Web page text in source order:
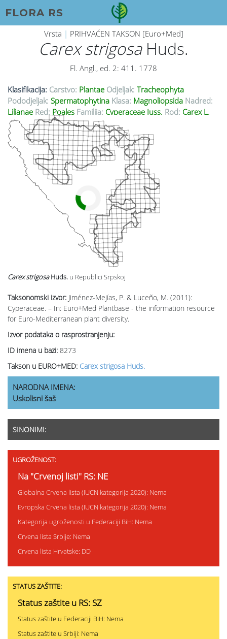
FLORA RS
Vrsta | PRIHVAĆEN TAKSON [Euro+Med]
Carex strigosaHuds.
Fl. Angl., ed. 2: 411. 1778
Klasifikacija: Carstvo: Plantae Odjeljak: Tracheophyta
Pododjeljak: Spermatophytina Klasa: Magnoliopsida Nadred:
Lilianae Red: Poales Familija: Cyperaceae Juss. Rod: Carex L.
Taksonomski izvor: Jiménez-Mejías, P. & Luceño, M. (2011):
Cyperaceae. – In: Euro+Med Plantbase - the information resource
for Euro-Mediterranean plant diversity.
Izvor podataka o rasprostranjenju:
ID imena u bazi: 8273
Takson u EURO+MED: Carex strigosa Huds.
Carex strigosaHuds. u Republici Srpskoj
NARODNA IMENA:
Uskolisni šaš
SINONIMI:
UGROŽENOST:
Na "Crvenoj listi" RS: NE
Globalna Crvena lista (IUCN kategorija 2020): Nema
Evropska Crvena lista (IUCN kategorija 2020): Nema
Kategorija ugroženosti u Federaciji BiH: Nema
Crvena lista Srbije: Nema
Crvena lista Hrvatske: DD
STATUS ZAŠTITE:
Status zaštite u RS: SZ
Status zaštite u Federaciji BiH: Nema
Status zaštite u Srbiji: Nema